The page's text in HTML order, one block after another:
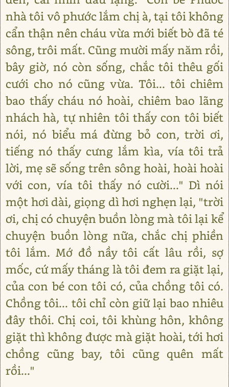
nhà tôi vô phước lắm chị à, tại tôi không
cẩn thận nên cháu vừa mới biết bò đã té
sông, trôi mất. Cũng mười mấy năm rồi,
bây giờ, nó còn sống, chắc tôi thêu gối
cưới cho nó cũng vừa. Tôi... tôi chiêm
bao thấy cháu nó hoài, chiêm bao lãng
nhách hà, tự nhiên tôi thấy con tôi biết
nói, nó biểu má đừng bỏ con, trời ơi,
tiếng nó thấy cưng lắm kìa, vía tôi trả
lời, mẹ sẽ sống trên sông hoài, hoài hoài
với con, vía tôi thấy nó cười..." Dì nói
một hơi dài, giọng dì hơi nghẹn lại, "trời
ơi, chị có chuyện buồn lòng mà tôi lại kể
chuyện buồn lòng nữa, chắc chị phiền
tôi lắm. Mớ đồ nầy tôi cất lâu rồi, sợ
mốc, cứ mấy tháng là tôi đem ra giặt lại,
của con bé con tôi có, của chồng tôi có.
Chồng tôi... tôi chỉ còn giữ lại bao nhiêu
đây thôi. Chị coi, tôi khùng hôn, không
giặt thì không được mà giặt hoài, tới hơi
chồng cũng bay, tôi cũng quên mất
rồi..."